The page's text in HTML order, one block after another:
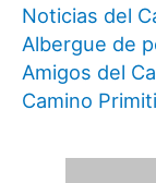
Noticias del
Albergue de
Amigos del
Camino